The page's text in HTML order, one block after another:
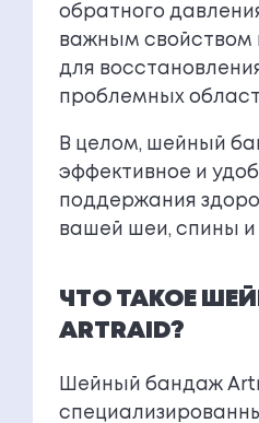
обратного
важным свойством
для
проблемных
В целом, шейный
эффективное и
поддержания
вашей шеи, спины и
ЧТО ТАКОЕ
ARTRAID?
Шейный бандаж